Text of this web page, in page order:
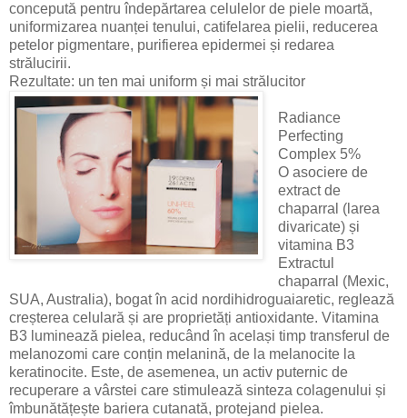
concepută pentru îndepărtarea celulelor de piele moartă,
uniformizarea nuanței tenului, catifelarea pielii, reducerea
petelor pigmentare, purifierea epidermei și redarea
strălucirii.
Rezultate: un ten mai uniform și mai strălucitor
Radiance
Perfecting
Complex 5%
O asociere de
extract de
chaparral (larea
divaricate) și
vitamina B3
Extractul
chaparral (Mexic,
SUA, Australia), bogat în acid nordihidroguaiaretic, reglează
creșterea celulară și are proprietăți antioxidante. Vitamina
B3 luminează pielea, reducând în același timp transferul de
melanozomi care conțin melanină, de la melanocite la
keratinocite. Este, de asemenea, un activ puternic de
recuperare a vârstei care stimulează sinteza colagenului și
îmbunătățește bariera cutanată, protejand pielea.